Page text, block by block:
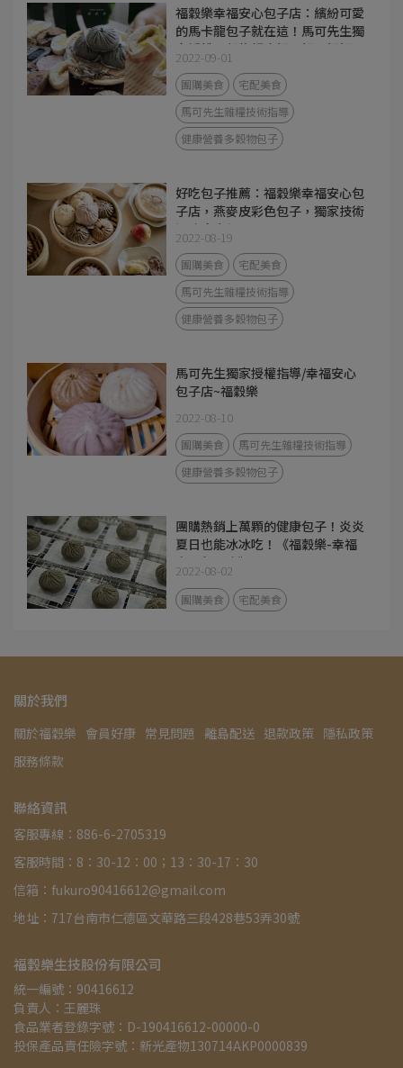
福穀樂幸福安心包子店：繽紛可愛
的馬卡龍包子就在這！馬可先生獨
家授權，穀物麵皮好Ｑ好彈好好
吃，內餡真材實料不甜膩，有營養
師把關的美味宅配包子～
2022-09-01
團購美食
宅配美食
馬可先生雜糧技術指導
健康營養多穀物包子
好吃包子推薦：福穀樂幸福安心包
子店，燕麥皮彩色包子，獨家技術
退冰吃也很Q
2022-08-19
團購美食
宅配美食
馬可先生雜糧技術指導
健康營養多穀物包子
馬可先生獨家授權指導/幸福安心
包子店~福穀樂
2022-08-10
團購美食
馬可先生雜糧技術指導
健康營養多穀物包子
團購熱銷上萬顆的健康包子！炎炎
夏日也能冰冰吃！《福穀樂-幸福
安心包子店》
2022-08-02
團購美食 宅配美食
關於我們
關於福穀樂 會員好康 常見問題 離島配送 退款政策 隱私政策
服務條款
聯絡資訊
客服專線：886-6-2705319
客服時間：8：30-12：00；13：30-17：30
信箱：fukuro90416612@gmail.com
地址：717台南市仁德區文華路三段428巷53弄30號
福穀樂生技股份有限公司
統一編號：90416612
負責人：王麗珠
食品業者登錄字號：D-190416612-00000-0
投保產品責任險字號：新光產物130714AKP0000839